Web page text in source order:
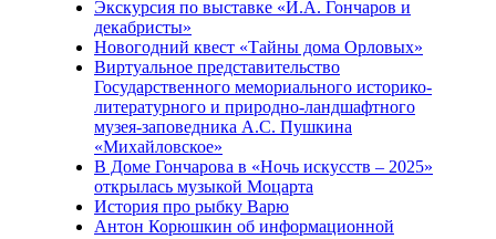
Экскурсия по выставке «И.А. Гончаров и
декабристы»
Новогодний квест «Тайны дома Орловых»
Виртуальное представительство
Государственного мемориального историко-
литературного и природно-ландшафтного
музея-заповедника А.С. Пушкина
«Михайловское»
В Доме Гончарова в «Ночь искусств – 2025»
открылась музыкой Моцарта
История про рыбку Варю
Антон Корюшкин об информационной